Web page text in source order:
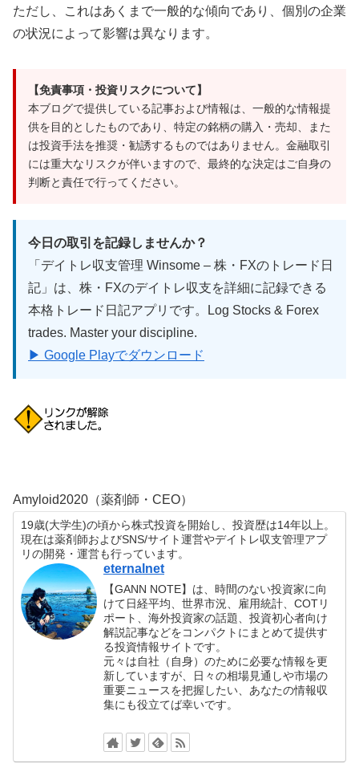
ただし、これはあくまで一般的な傾向であり、個別の企業
の状況によって影響は異なります。
【免責事項・投資リスクについて】
本ブログで提供している記事および情報は、一般的な情報提
供を目的としたものであり、特定の銘柄の購入・売却、また
は投資手法を推奨・勧誘するものではありません。金融取引
には重大なリスクが伴いますので、最終的な決定はご自身の
判断と責任で行ってください。
今日の取引を記録しませんか？
「デイトレ収支管理 Winsome – 株・FXのトレード日
記」は、株・FXのデイトレ収支を詳細に記録できる
本格トレード日記アプリです。Log Stocks & Forex
trades. Master your discipline.
▶ Google Playでダウンロード
Amyloid2020（薬剤師・CEO）
19歳(大学生)の頃から株式投資を開始し、投資歴は14年以上。
現在は薬剤師およびSNS/サイト運営やデイトレ収支管理アプ
リの開発・運営も行っています。
eternalnet
【GANN NOTE】は、時間のない投資家に向
けて日経平均、世界市況、雇用統計、COTリ
ポート、海外投資家の話題、投資初心者向け
解説記事などをコンパクトにまとめて提供す
る投資情報サイトです。
元々は自社（自身）のために必要な情報を更
新していますが、日々の相場見通しや市場の
重要ニュースを把握したい、あなたの情報収
集にも役立てば幸いです。